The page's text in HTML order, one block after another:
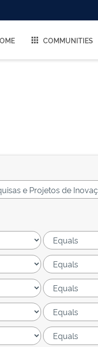
COMMUNITIES